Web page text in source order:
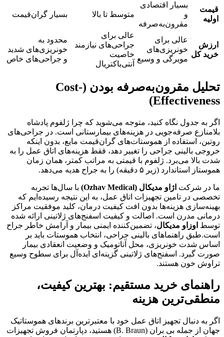
قیمت
اولیه
بسیار اقتصادی
و
مقرون‌به‌صرفه
متوسط تا بالا بسیار گران‌قیمت
ارزش
خرید کل
عالی برای
خونریزی‌های
مویرگی و وسیع
عالی برای
جراحی‌های نیازمند
خاصیت
آنتی‌باکتریال
محدود به
خونریزی‌های شدید
و جراحی‌های خاص
تحلیل مقرون‌به‌صرفه بودن (Cost-
Effectiveness)
اگر به جدول نگاه کنید، متوجه می‌شوید که چرا ژلفوم پادشاه
بلامنازع صرفه‌جویی در هزینه‌های بیمارستانی است. در جراحی‌های
روتین، استفاده از هموستات‌های گران‌قیمت مایع، بدون اینکه
خروجی بالینی جراحی را تغییر دهد، فقط هزینه‌های اتاق عمل را به
شدت بالا می‌برد. ژلفوم با قیمتی به مراتب کمتر، همان زمان
هموستاز استاندارد (زیر ۵ دقیقه) را به جراح هدیه می‌دهد.
ما در شرکت اژاو مدیکال (Ozhav Medical)
با سال‌ها تجربه
تخصصی در تامین تجهیزات اتاق عمل، به این نتیجه رسیده‌ایم که
بهینه‌سازی هزینه‌ها بدون افت کیفیت درمان، کلید موفقیت مراکز
درمانی مدرن است. اصالت و کیفیت اسفنج‌های ژلاتینی ارائه شده
توسط اوزاو مدیکال، تضمین‌کننده ایمنی بیمار و آرامش خاطر جراح
است.طبق راهنماهای بالینی جراحی، انتخاب هموستات باید بر
اساس شدت خونریزی، محل آناتومیک و وضعیت انعقادی بیمار
صورت گیرد. اسفنج‌های ژلاتینی گزینه‌ای ایده‌آل برای سطوح وسیع
تراوش خون هستند.
راهنمای خرید مستقیم: بهترین کیفیت،
منطقی‌ترین هزینه
اگر به دنبال تجهیز اتاق عمل خود با معتبرترین برندهای هموستاتیک
جهان از جمله بی بران (B. Braun) هستید، دپارتمان فروش تجهیزات